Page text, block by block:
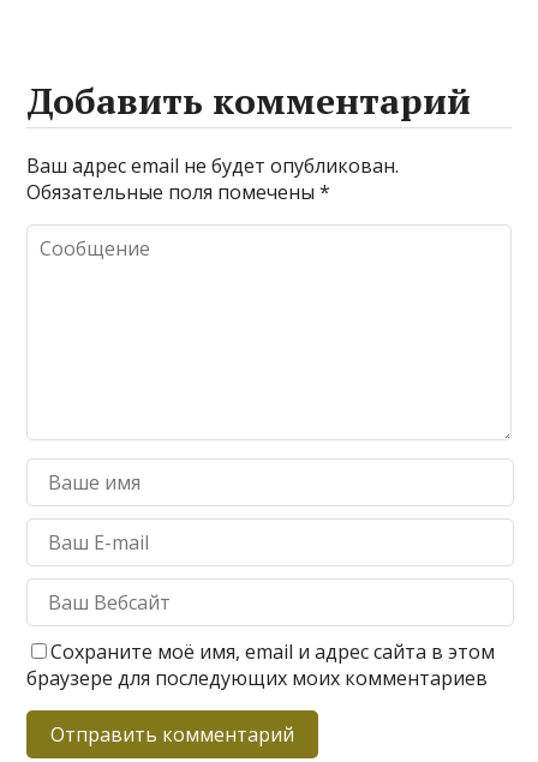
Добавить комментарий
Ваш адрес email не будет опубликован.
Обязательные поля помечены*
Сохраните моё имя, email и адрес сайта в этом
браузере для последующих моих комментариев